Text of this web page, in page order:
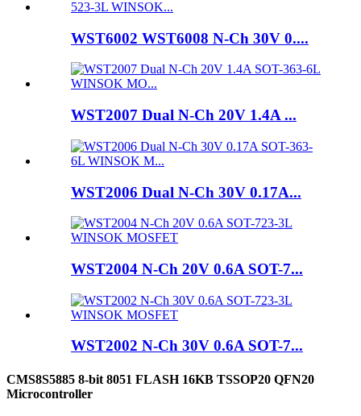
WST6002 WST6008 N-Ch 30V 0....
WST2007 Dual N-Ch 20V 1.4A ...
WST2006 Dual N-Ch 30V 0.17A...
WST2004 N-Ch 20V 0.6A SOT-7...
WST2002 N-Ch 30V 0.6A SOT-7...
CMS8S5885 8-bit 8051 FLASH 16KB TSSOP20 QFN20
Microcontroller